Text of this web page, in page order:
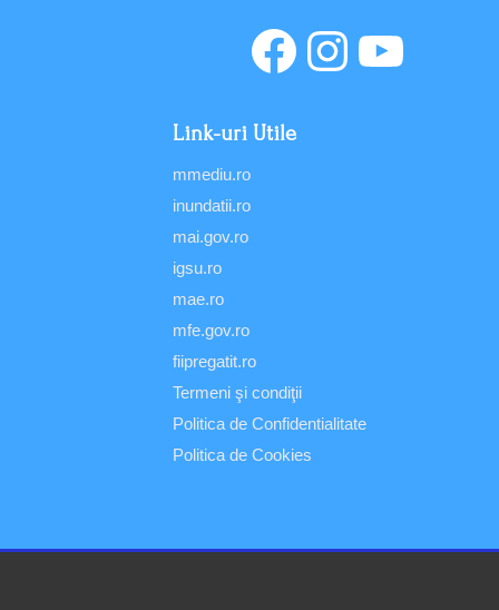
Link-uri Utile
mmediu.ro
inundatii.ro
mai.gov.ro
igsu.ro
mae.ro
mfe.gov.ro
fiipregatit.ro
Termeni şi condiţii
Politica de Confidentialitate
Politica de Cookies